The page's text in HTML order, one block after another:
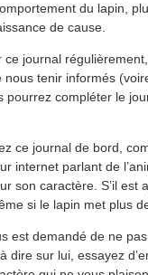
du lapin,
de cause.
ce journal
nous tenir informés
pourrez compléter le
ce journal de bord,
internet parlant de
son caractère. S’il
si le lapin met plus
est demandé de ne
dire sur lui, essayez